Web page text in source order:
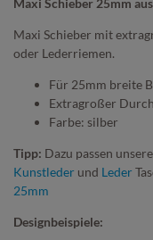
Maxi Schieber mit
oder Lederriemen.
Für 25mm breite
Extragroßer
Farbe: silber
Tipp: Dazu passen unsere
Kunstleder und Leder
25mm
Designbeispiele: